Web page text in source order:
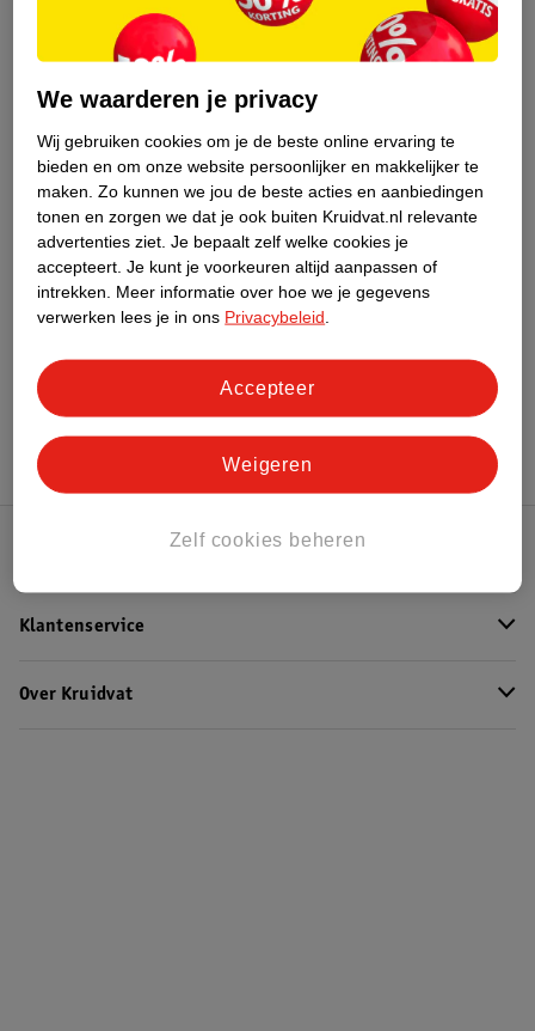
I'm From Honey Serum
30 ML
.96
I'm From Rice Toner
150 ML
.98
497
Klantenservice
Over Kruidvat
We waarderen je privacy
Wij gebruiken cookies om je de beste online ervaring te
bieden en om onze website persoonlijker en makkelijker te
maken. Zo kunnen we jou de beste acties en aanbiedingen
tonen en zorgen we dat je ook buiten Kruidvat.nl relevante
advertenties ziet. Je bepaalt zelf welke cookies je
accepteert. Je kunt je voorkeuren altijd aanpassen of
intrekken.
Meer informatie over hoe we je gegevens
verwerken lees je in ons Privacybeleid
Zelf cookies beheren
Weigeren
Accepteer